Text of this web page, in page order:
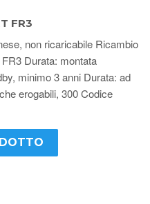
FR3
non ricaricabile Ricambio
Durata: montata
minimo 3 anni Durata: ad
erogabili, 300 Codice